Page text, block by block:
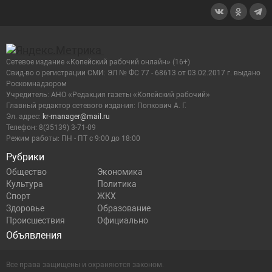
Рубрики
Общество
Экономика
Культура
Политика
Спорт
ЖКХ
Здоровье
Образование
Происшествия
Официально
Объявления
Сетевое издание «Копейский рабочий онлайн» (16+)
Cвид-во о регистрации СМИ: ЭЛ № ФС 77 - 68613 от 03.02.2017 г. выдано
Роскомнадзором
Учредитель: АНО «Редакция газеты «Копейский рабочий»
Главный редактор сетевого издания: Попкович А. Г.
Эл. адрес: kr-manager@mail.ru
Телефон: 8(35139) 3-71-09
Режим работы: ПН - ПТ с 9:00 до 18:00
Все права защищены и охраняются законом.